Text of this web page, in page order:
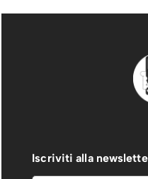
Iscriviti alla